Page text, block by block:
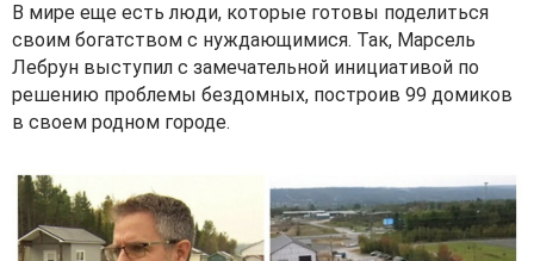
В мире еще есть люди, которые готовы поделиться
своим богатством с нуждающимися. Так, Марсель
Лебрун выступил с замечательной инициативой по
решению проблемы бездомных, построив 99 домиков
в своем родном городе.